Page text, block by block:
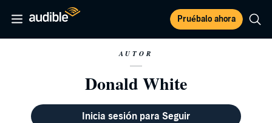
Pruébalo ahora
AUTOR
Donald White
Inicia sesión para Seguir